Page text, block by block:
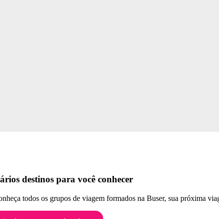
destinos para você conhecer
todos os grupos de viagem formados na Buser, sua próxima